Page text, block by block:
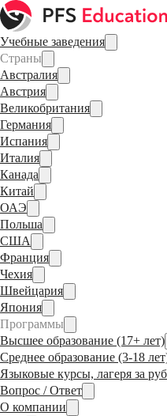
Учебные заведения
Страны
Австралия
Австрия
Великобритания
Германия
Испания
Италия
Канада
Китай
ОАЭ
Польша
США
Франция
Чехия
Швейцария
Япония
Программы
Высшее образование (17+ лет)
Среднее образование (3-18
Языковые курсы, лагеря за
Вопрос / Ответ
О компании